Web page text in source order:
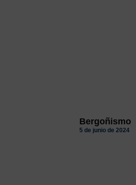
Bergoñismo
5 de junio de 2024